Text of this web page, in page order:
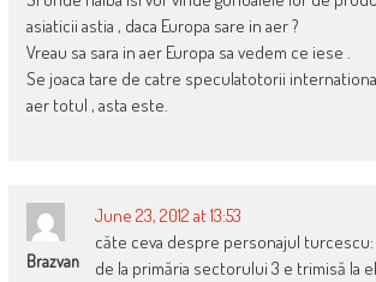
asiaticii astia , daca Europa sare in aer ?
Vreau sa sara in aer Europa sa vedem ce iese .
Se joaca tare de catre speculatotorii
aer totul , asta este.
Brazvan
June 23, 2012 at 13:53
căte ceva despre personajul
de la primăria sectorului 3 e trimisă la